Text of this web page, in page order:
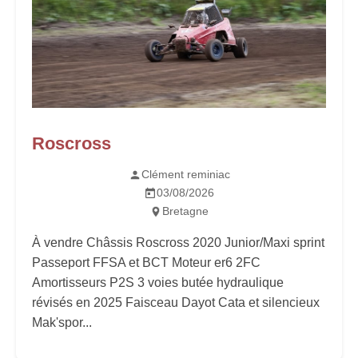
Roscross
Clément reminiac
03/08/2026
Bretagne
À vendre Châssis Roscross 2020 Junior/Maxi sprint
Passeport FFSA et BCT Moteur er6 2FC
Amortisseurs P2S 3 voies butée hydraulique
révisés en 2025 Faisceau Dayot Cata et silencieux
Mak'spor...